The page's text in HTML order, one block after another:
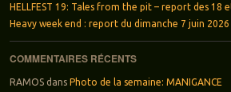
HELLFEST 19: Tales from the pit – report des 18
Heavy week end : report du dimanche 7 juin 2026
COMMENTAIRES RÉCENTS
RAMOSdans Photo de la semaine: MANIGANCE